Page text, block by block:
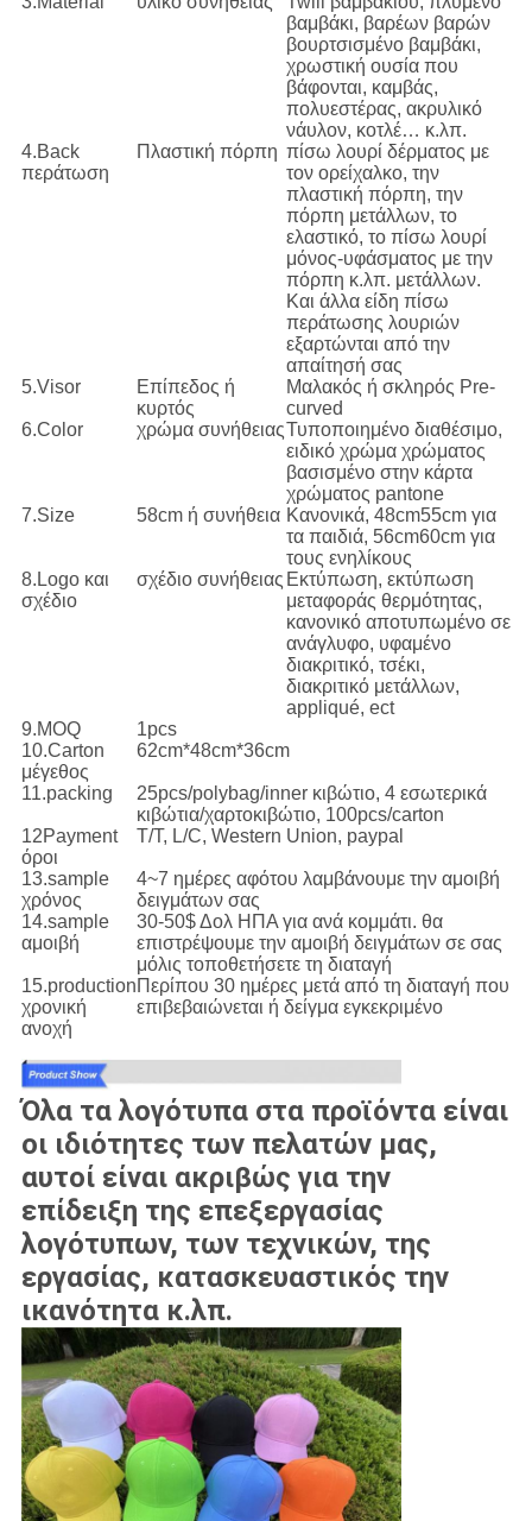
βαμβάκι, βαρέων βαρών
βουρτσισμένο βαμβάκι,
χρωστική ουσία που
βάφονται, καμβάς,
πολυεστέρας, ακρυλικό
νάυλον, κοτλέ… κ.λπ.
4.Back
περάτωση
Πλαστική πόρπη πίσω λουρί δέρματος με
τον ορείχαλκο, την
πλαστική πόρπη, την
πόρπη μετάλλων, το
ελαστικό, το πίσω λουρί
μόνος-υφάσματος με την
πόρπη κ.λπ. μετάλλων.
Και άλλα είδη πίσω
περάτωσης λουριών
εξαρτώνται από την
απαίτησή σας
5.Visor
Επίπεδος ή
κυρτός
Μαλακός ή σκληρός Pre-
curved
6.Color
χρώμα συνήθειαςΤυποποιημένο διαθέσιμο,
ειδικό χρώμα χρώματος
βασισμένο στην κάρτα
χρώματος pantone
7.Size
58cm ή συνήθεια Κανονικά, 48cm55cm για
τα παιδιά, 56cm60cm για
τους ενηλίκους
8.Logo και
σχέδιο
σχέδιο συνήθειας Εκτύπωση, εκτύπωση
μεταφοράς θερμότητας,
κανονικό αποτυπωμένο σε
ανάγλυφο, υφαμένο
διακριτικό, τσέκι,
διακριτικό μετάλλων,
appliqué, ect
9.MOQ
1pcs
10.Carton
μέγεθος
62cm*48cm*36cm
11.packing
25pcs/polybag/inner κιβώτιο, 4 εσωτερικά
κιβώτια/χαρτοκιβώτιο, 100pcs/carton
12Payment
όροι
T/T, L/C, Western Union, paypal
13.sample
χρόνος
4~7 ημέρες αφότου λαμβάνουμε την αμοιβή
δειγμάτων σας
14.sample
αμοιβή
30-50$ Δολ ΗΠΑ για ανά κομμάτι. θα
επιστρέψουμε την αμοιβή δειγμάτων σε σας
μόλις τοποθετήσετε τη διαταγή
15.production
χρονική
ανοχή
Περίπου 30 ημέρες μετά από τη διαταγή που
επιβεβαιώνεται ή δείγμα εγκεκριμένο
Όλα τα λογότυπα στα προϊόντα είναι
οι ιδιότητες των πελατών μας,
αυτοί είναι ακριβώς για την
επίδειξη της επεξεργασίας
λογότυπων, των τεχνικών, της
εργασίας, κατασκευαστικός την
ικανότητα κ.λπ.